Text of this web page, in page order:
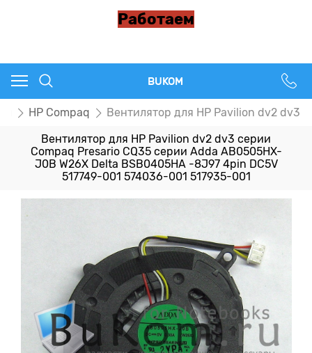
Работаем
BUKOM
HP Compaq Вентилятор для HP Pavilion dv2 dv3
Вентилятор для HP Pavilion dv2 dv3 серии
Compaq Presario CQ35 серии Adda AB0505HX-
J0B W26X Delta BSB0405HA -8J97 4pin DC5V
517749-001 574036-001 517935-001